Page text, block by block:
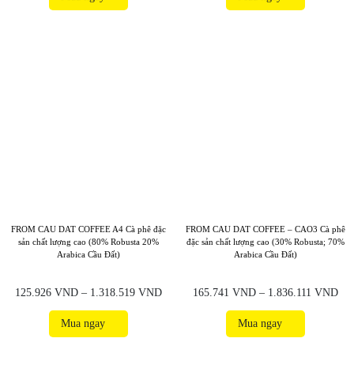
FROM CAU DAT COFFEE A4 Cà phê đặc
sản chất lượng cao (80% Robusta 20%
Arabica Cầu Đất)
125.926 VND – 1.318.519 VND
Mua ngay
FROM CAU DAT COFFEE – CAO3 Cà phê
đặc sản chất lượng cao (30% Robusta; 70%
Arabica Cầu Đất)
165.741 VND– 1.836.111 VND
Mua ngay